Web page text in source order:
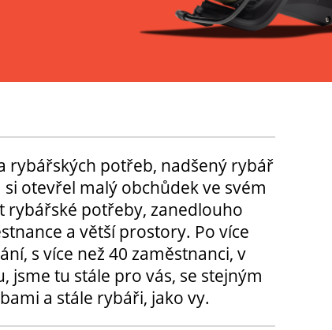
rybářských potřeb, nadšený rybář
otevřel malý obchůdek ve svém
rybářské potřeby, zanedlouho
a větší prostory. Po více
s více než 40 zaměstnanci, v
jsme tu stále pro vás, se stejným
a stále rybáři, jako vy.